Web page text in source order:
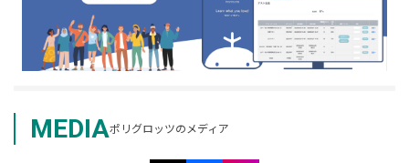
MEDIAポリグロッツのメディア